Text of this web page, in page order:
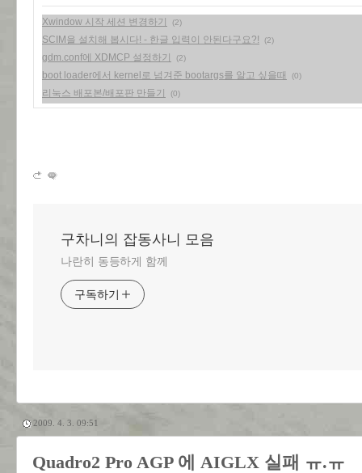
Xwindow 시작 세션 변경하기 (2)
SCIM을 설치해 봅시다! - 한글 입력이 안된다구요?! (2)
gdm.conf에 XDMCP 설정하기 (2)
boot loader에서 kernel로 넘겨준 bootargs를 알고 싶을때 (0)
리눅스 배포본/배포판 만들기 (0)
구차니의 잡동사니 모음
나란히 동등하게 함께
구독하기
2009. 4. 3. 09:51
Quadro2 Pro AGP 에 AIGLX 실패 ㅠ.ㅠ